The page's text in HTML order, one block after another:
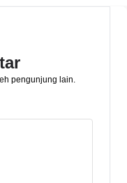
pengunjung lain.